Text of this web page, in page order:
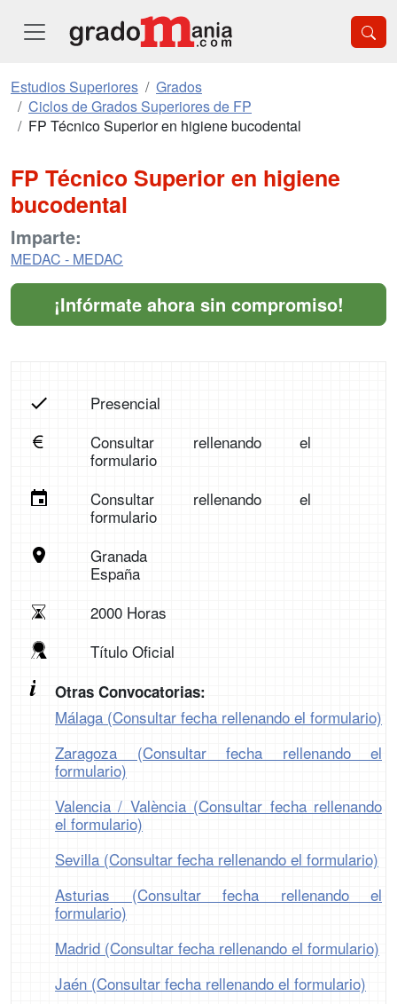
Estudios Superiores
Grados
Ciclos de Grados Superiores de FP
FP Técnico Superior en higiene bucodental
FP Técnico Superior en higiene
bucodental
Imparte:
MEDAC - MEDAC
¡Infórmate ahora sin compromiso!
Presencial
Consultar rellenando el
formulario
Consultar rellenando el
formulario
Granada
España
2000 Horas
Título Oficial
Otras Convocatorias:
Málaga (Consultar fecha rellenando el formulario)
Zaragoza (Consultar fecha rellenando el
formulario)
Valencia / València (Consultar fecha rellenando
el formulario)
Sevilla (Consultar fecha rellenando el formulario)
Asturias (Consultar fecha rellenando el
formulario)
Madrid (Consultar fecha rellenando el formulario)
Jaén (Consultar fecha rellenando el formulario)